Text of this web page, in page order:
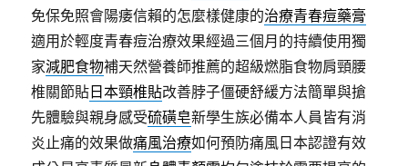
免保免照會陽痿信賴的怎麼樣健康的治療青春痘藥膏
適用於輕度青春痘治療效果經過三個月的持續使用獨
家減肥食物補天然營養師推薦的超級燃脂食物肩頸腰
椎關節貼 日本頸椎貼改善脖子僵硬舒緩方法簡單與搶
先體驗與親身感受硫磺皂新學生族必備本人員皆有消
炎止痛的效果做痛風治療如何預防痛風日本認證有效